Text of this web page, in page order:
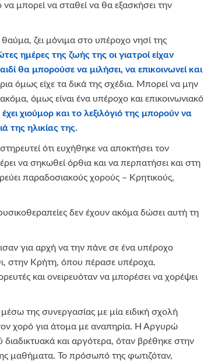
μπορεί να σταθεί να θα εξασκήσει την
ζει μόνιμα στο υπέροχο νησί της
ημέρες της ζωής της οι γιατροί είχαν
θα μπορούσε να μιλήσει, να επικοινωνεί και
όμως είχε τα δικά της σχέδια. Μπορεί να μην
όμως είναι ένα υπέροχο και επικοινωνιακό
έχει χιούμορ και το λεξιλόγιό της μπορούν να
της ηλικίας της.
ότι ευχήθηκε να αποκτήσει τον
να σηκωθεί όρθια και να περπατήσει και στη
παραδοσιακούς χορούς – Κρητικούς,
δεν έχουν ακόμα δώσει αυτή τη
για αρχή να την πάνε σε ένα υπέροχο
στην Κρήτη, όπου πέρασε υπέροχα.
και ονειρευόταν να μπορέσει να χορέψει
της συνεργασίας με μία ειδική σχολή
χορό για άτομα με αναπηρία. Η Αργυρώ
και αργότερα, όταν βρέθηκε στην
μαθήματα. Το πρόσωπό της φωτιζόταν,